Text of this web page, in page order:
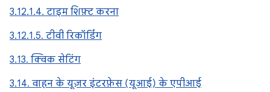
3.12.1.4. टाइम शिफ़्ट करना
3.12.1.5. टीवी रिकॉर्डिंग
3.13. क्विक सेटिंग
3.14. वाहन के यूज़र इंटरफ़ेस (यूआई) के एपीआई